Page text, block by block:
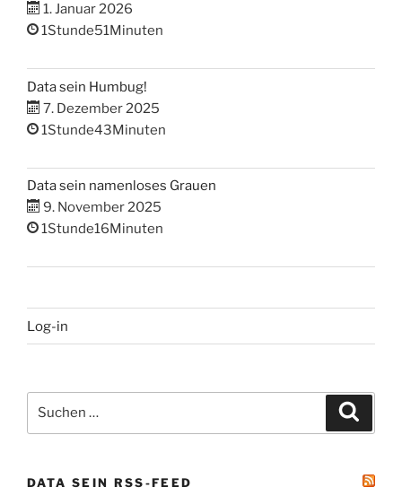
1. Januar 2026
1Stunde51Minuten
Data sein Humbug!
7. Dezember 2025
1Stunde43Minuten
Data sein namenloses Grauen
9. November 2025
1Stunde16Minuten
Log-in
nach:
DATA SEIN RSS-FEED